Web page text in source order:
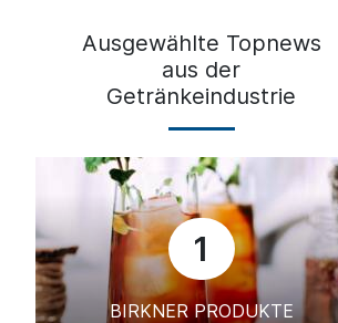
Ausgewählte Topnews
aus der
Getränkeindustrie
1
BIRKNER PRODUKTE